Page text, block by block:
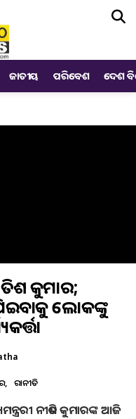
ଜାତୀୟ ପରିବେଶ ଦେଶ
କୁମାର;
ଲୋକଙ୍କୁ
ରାଜନୀତି
ନୀତିଶ କୁମାରଙ୍କ ଆଜି